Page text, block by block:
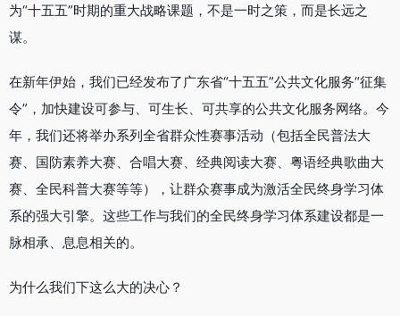
为“十五五”时期的重大战略课题，不是一时之策，而是长远之
谋。
在新年伊始，我们已经发布了广东省“十五五”公共文化服务“征集
令”，加快建设可参与、可生长、可共享的公共文化服务网络。今
年，我们还将举办系列全省群众性赛事活动（包括全民普法大
赛、国防素养大赛、合唱大赛、经典阅读大赛、粤语经典歌曲大
赛、全民科普大赛等等），让群众赛事成为激活全民终身学习体
系的强大引擎。这些工作与我们的全民终身学习体系建设都是一
脉相承、息息相关的。
为什么我们下这么大的决心？